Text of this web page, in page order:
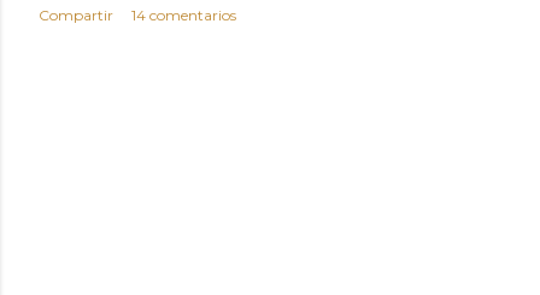
Compartir 14 comentarios